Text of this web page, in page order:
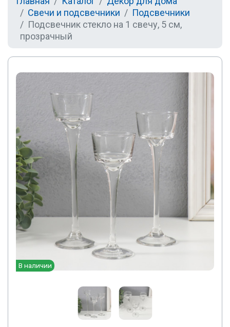
Свечи и подсвечники
Подсвечники
Подсвечник стекло на 1 свечу, 5 см,
прозрачный
В наличии